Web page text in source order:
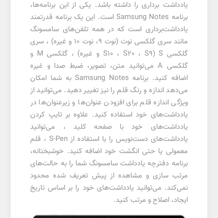
یادداشت برداری را داشته باشد. یکی از این برنامه‌ها،
برنامه Samsung Notes است. این یک برنامه قدرتمند
یادداشت‌برداری است که در همه تلفن‌های سامسونگ
مانند سری گلکسی نوت (نوت 9، نوت 10 و غیره) ، سری
گلکسی S (S10 ، S20 ، S9 و غیره) ، گلکسی M و
گلکسی A می‌توانید متن، تصویر، ضبط صدا و غیره
اضافه کنید. برنامه Samsung Notes به شما امکان
می‌دهد اندازه و رنگ قلم را نیز تغییر دهید. می‌توانید از
ویژگی اندازه قلم برای افزودن عنوان‌ها و زیرعنوان‌ها در
یادداشت‌های خود استفاده کنید. علاوه بر تایپ کردن
یادداشت‌های خود با صفحه کلید ، می‌توانید
یادداشت‌های دست‌نویس را با استفاده از S-Pen ، قلم
معمولی یا حتی انگشت خود اضافه کنید. خوشبختانه،
برنامه دفترچه یادداشت سامسونگ شما را به حالت‌های
مرتب سازی و مشاهده از پیش تعریف شده محدود
نمی‌کند. می‌توانید یادداشت‌های خود را بر اساس تاریخ
ایجاد، اصلاح و مرتب کنید.